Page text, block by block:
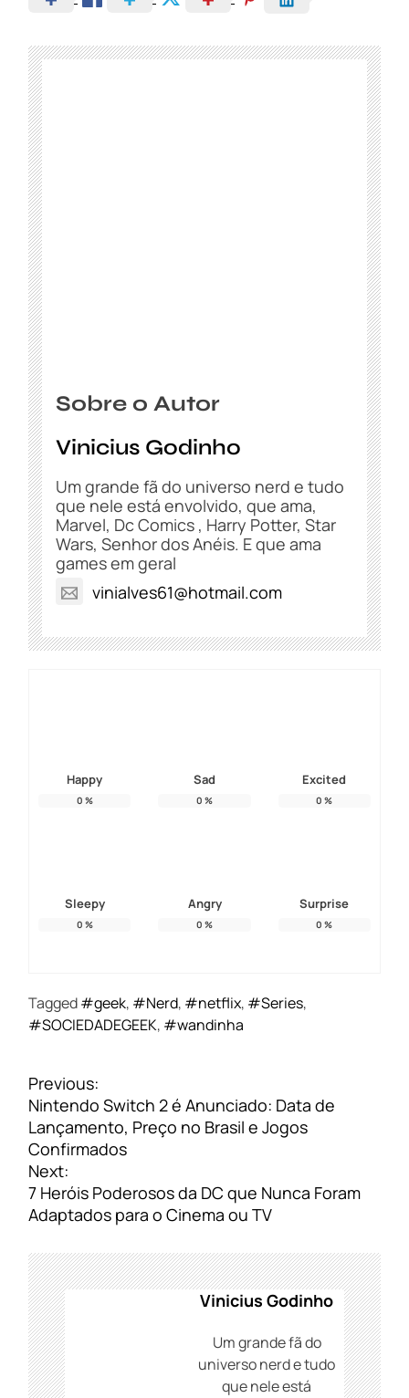
Sobre o Autor
Vinicius Godinho
Um grande fã do universo nerd e tudo
que nele está envolvido, que ama,
Marvel, Dc Comics , Harry Potter, Star
Wars, Senhor dos Anéis. E que ama
games em geral
vinialves61@hotmail.com
Happy
0 %
Sad
0 %
Excited
0 %
Sleepy
0 %
Angry
0 %
Surprise
0 %
Tagged#geek, #Nerd, #netflix, #Series,
#SOCIEDADEGEEK, #wandinha
N
a
v
e
g
a
ç
o
d
e
P
o
s
t
Previous:
Nintendo Switch 2 é Anunciado: Data de
Lançamento, Preço no Brasil e Jogos
Confirmados
Next:
7 Heróis Poderosos da DC que Nunca Foram
Adaptados para o Cinema ou TV
Vinicius Godinho
Um grande fã do
universo nerd e tudo
que nele está